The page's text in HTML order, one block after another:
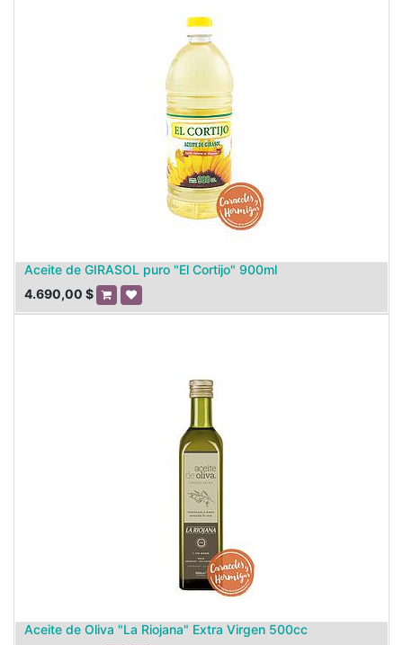
Aceite de GIRASOL puro "El Cortijo" 900ml
4.690,00 $
Aceite de Oliva "La Riojana" Extra Virgen 500cc